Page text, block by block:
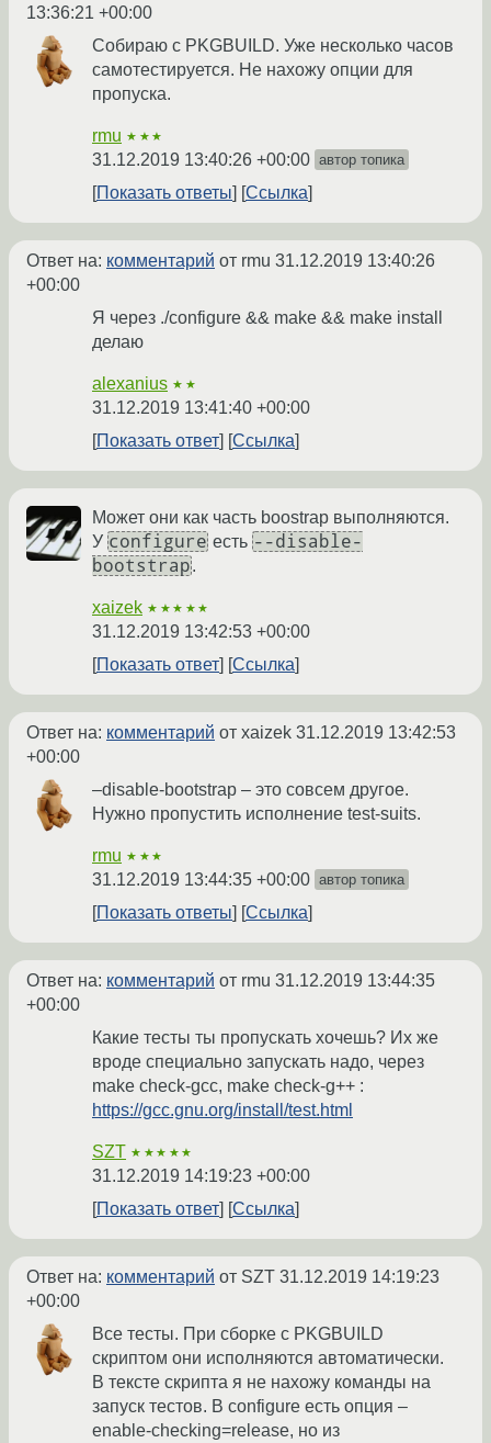
13:36:21 +00:00
Собираю с PKGBUILD. Уже несколько часов
самотестируется. Не нахожу опции для
пропуска.
rmu ★★★
31.12.2019 13:40:26 +00:00 автор топика
Показать ответы Ссылка
Ответ на: комментарий от rmu 31.12.2019 13:40:26
+00:00
Я через ./configure && make && make install
делаю
alexanius ★★
31.12.2019 13:41:40 +00:00
Показать ответ
Ссылка
Может они как часть boostrap выполняются.
У configure есть --disable-
bootstrap.
xaizek ★★★★★
31.12.2019 13:42:53 +00:00
Показать ответ
Ссылка
Ответ на: комментарий от xaizek 31.12.2019 13:42:53
+00:00
–disable-bootstrap – это совсем другое.
Нужно пропустить исполнение test-suits.
rmu ★★★
31.12.2019 13:44:35 +00:00 автор топика
Показать ответы Ссылка
Ответ на: комментарий от rmu 31.12.2019 13:44:35
+00:00
Какие тесты ты пропускать хочешь? Их же
вроде специально запускать надо, через
make check-gcc, make check-g++ :
https://gcc.gnu.org/install/test.html
SZT ★★★★★
31.12.2019 14:19:23 +00:00
Показать ответ
Ссылка
Ответ на: комментарий от SZT 31.12.2019 14:19:23
+00:00
Все тесты. При сборке с PKGBUILD
скриптом они исполняются автоматически.
В тексте скрипта я не нахожу команды на
запуск тестов. В configure есть опция –
enable-checking=release, но из